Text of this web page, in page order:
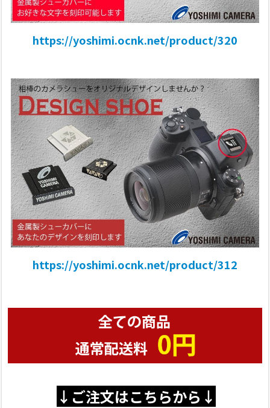
https://yoshimi.ocnk.net/product/320
https://yoshimi.ocnk.net/product/312
↓ご注文はこちらから↓